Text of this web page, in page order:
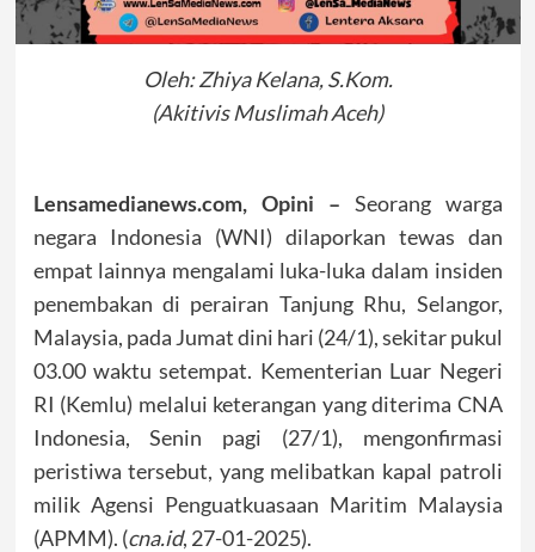
Oleh: Zhiya Kelana, S.Kom.
(Akitivis Muslimah Aceh)
Lensamedianews.com, Opini – Seorang warga
negara Indonesia (WNI) dilaporkan tewas dan
empat lainnya mengalami luka-luka dalam insiden
penembakan di perairan Tanjung Rhu, Selangor,
Malaysia, pada Jumat dini hari (24/1), sekitar pukul
03.00 waktu setempat. Kementerian Luar Negeri
RI (Kemlu) melalui keterangan yang diterima CNA
Indonesia, Senin pagi (27/1), mengonfirmasi
peristiwa tersebut, yang melibatkan kapal patroli
milik Agensi Penguatkuasaan Maritim Malaysia
(APMM). (cna.id, 27-01-2025).